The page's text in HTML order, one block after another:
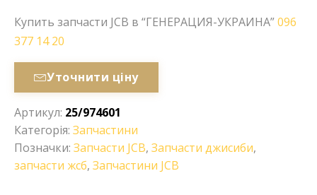
Купить запчасти JCB в “ГЕНЕРАЦИЯ-УКРАИНА”096
377 14 20
Уточнити ціну
Артикул: 25/974601
Категорія: Запчастини
Позначки: Запчасти JCB, Запчасти джисиби,
запчасти жсб, Запчастини JCB